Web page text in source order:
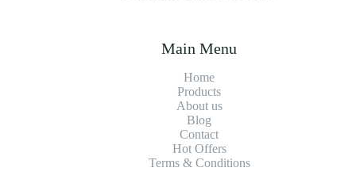
Main Menu
Home
Products
About us
Blog
Contact
Hot Offers
Terms & Conditions